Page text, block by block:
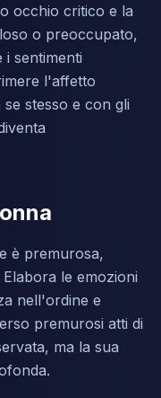
occhio critico e la
o preoccupato,
sentimenti
l'affetto
stesso e con gli
è premurosa,
le emozioni
nell'ordine e
premurosi atti di
ma la sua